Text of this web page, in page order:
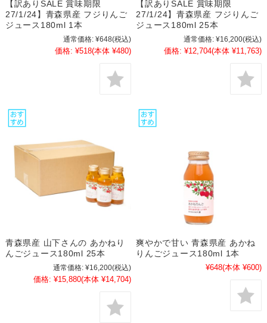
【訳ありSALE 賞味期限
27/1/24】青森県産 フジりんご
ジュース180ml 1本
通常価格: ¥648(税込)
価格: ¥518(本体 ¥480)
【訳ありSALE 賞味期限
27/1/24】青森県産 フジりんご
ジュース180ml 25本
通常価格: ¥16,200(税込)
価格: ¥12,704(本体 ¥11,763)
青森県産 山下さんの あかねり
んごジュース180ml 25本
通常価格: ¥16,200(税込)
価格: ¥15,880(本体 ¥14,704)
爽やかで甘い 青森県産 あかね
りんごジュース180ml 1本
¥648(本体 ¥600)